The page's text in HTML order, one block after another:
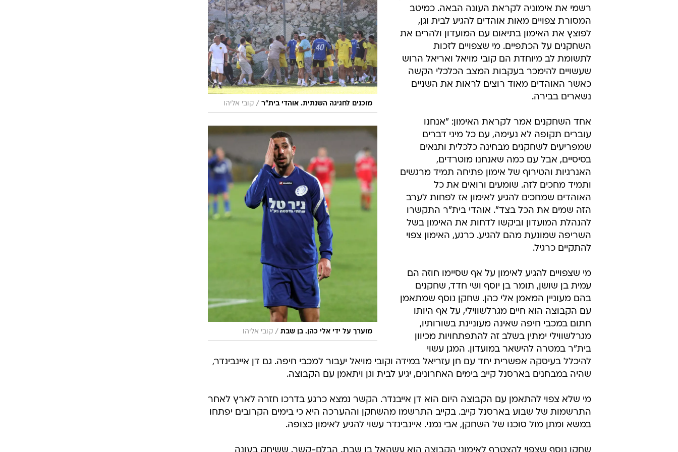
ענפים נוספים
לוח שידורים
החידה של ספורט1
ארכיון מדורים
כתבו לנו
מוכנים לחגיגה השנתית. אוהדי בית"ר / קובי אליהו
מוערך על ידי אלי כהן. בן שבת / קובי אליהו
רשמי את אימוניה לקראת העונה הבאה. כמיטב
המסורת צפויים מאות אוהדים להגיע לבית וגן,
לפוצץ את האימון בתיאום עם המועדון ולהרים את
השחקנים על הכתפיים. מי שצפויים לזכות
לתשומת לב מיוחדת הם קובי מויאל ואריאל הרוש
שעשויים להימכר בעקבות המצב הכלכלי הקשה
כאשר האוהדים מאוד רוצים לראות את השניים
נשארים בבירה.
אחד השחקנים אמר לקראת האימון: "אנחנו
עוברים תקופה לא נעימה, עם כל מיני דברים
שמפריעים לשחקנים מבחינה כלכלית ותנאים
בסיסיים, אבל עם כמה שאנחנו מוטרדים,
האנרגיות והטירוף של אימון פתיחה תמיד מרגשים
ותמיד מחכים לזה. שומעים ורואים את כל
האוהדים שמחכים להגיע לאימון אז לפחות לערב
הזה שמים את הכל בצד". אוהדי בית"ר התקשרו
להנהלת המועדון וביקשו לדחות את האימון בשל
השריפה שמונעת מהם להגיע. כרגע, האימון צפוי
להתקיים כרגיל.
מי שצפויים להגיע לאימון על אף שסיימו חוזה הם
עמית בן שושן, תומר בן יוסף ושי חדד, שחקנים
בהם מעוניין המאמן אלי כהן. שחקן נוסף שמתאמן
עם הקבוצה הוא חיים מגרלשווילי, על אף היותו
חתום במכבי חיפה שאינה מעוניינת בשורותיו,
מגרלשווילי ימתין בשלב זה להתפתחויות מכיוון
בית"ר במטרה להישאר במועדון. המגן עשוי
להיכלל בעיסקה אפשרית יחד עם חן עזריאל במידה וקובי מויאל יעבור למכבי חיפה. גם דן איינבינדר,
שהיה במבחנים בארסנל קייב בימים האחרונים, יגיע לבית וגן ויתאמן עם הקבוצה.
מי שלא צפוי להתאמן עם הקבוצה היום הוא דן אייבנדר. הקשר נמצא כרגע בדרכו חזרה לארץ לאחר
התרשמות של שבוע בארסנל קייב. בקייב התרשמו מהשחקן וההערכה היא כי בימים הקרובים יפתחו
במשא ומתן מול סוכנו של השחקן, אבי נמני. איינבינדר עשוי להגיע לאימון כצופה.